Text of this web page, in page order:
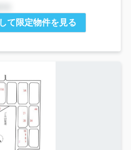
て限定物件を見る